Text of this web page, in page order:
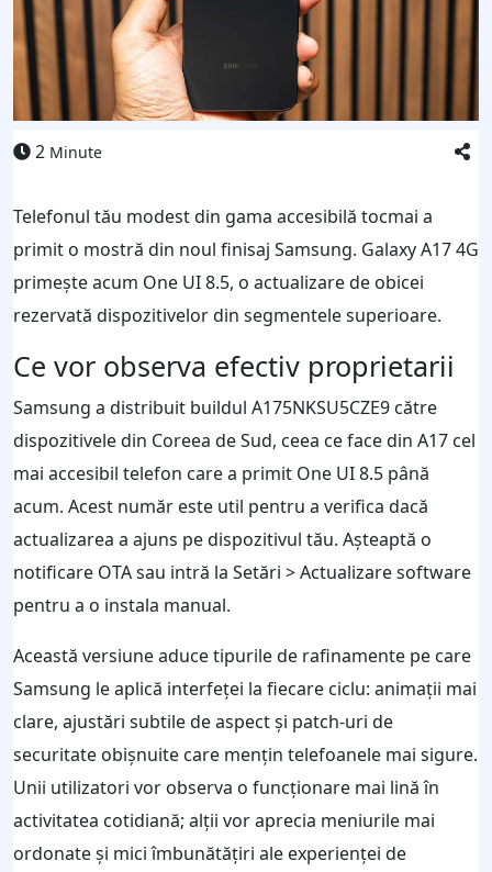
2 Minute
Telefonul tău modest din gama accesibilă tocmai a
primit o mostră din noul finisaj Samsung. Galaxy A17 4G
primește acum One UI 8.5, o actualizare de obicei
rezervată dispozitivelor din segmentele superioare.
Ce vor observa efectiv proprietarii
Samsung a distribuit buildul A175NKSU5CZE9 către
dispozitivele din Coreea de Sud, ceea ce face din A17 cel
mai accesibil telefon care a primit One UI 8.5 până
acum. Acest număr este util pentru a verifica dacă
actualizarea a ajuns pe dispozitivul tău. Așteaptă o
notificare OTA sau intră la Setări > Actualizare software
pentru a o instala manual.
Această versiune aduce tipurile de rafinamente pe care
Samsung le aplică interfeței la fiecare ciclu: animații mai
clare, ajustări subtile de aspect și patch-uri de
securitate obișnuite care mențin telefoanele mai sigure.
Unii utilizatori vor observa o funcționare mai lină în
activitatea cotidiană; alții vor aprecia meniurile mai
ordonate și mici îmbunătățiri ale experienței de